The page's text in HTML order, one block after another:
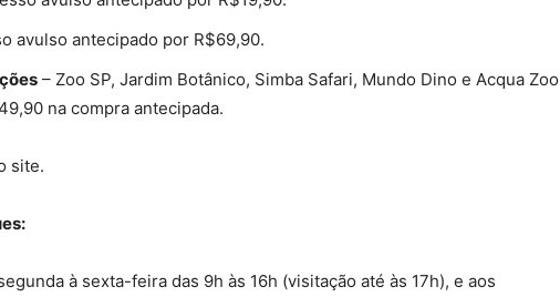
avulso antecipado por R$69,90.
– Zoo SP, Jardim Botânico, Simba Safari, Mundo Dino e Acqua Zoo
na compra antecipada.
site.
à sexta-feira das 9h às 16h (visitação até às 17h), e aos